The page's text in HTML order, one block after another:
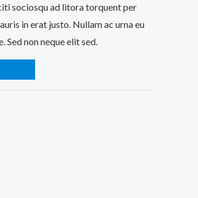
sociosqu ad litora torquent per
in erat justo. Nullam ac urna eu
non neque elit sed.